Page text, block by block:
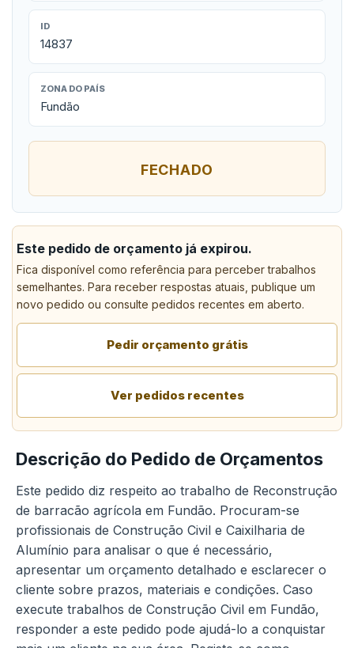
ID
14837
ZONA DO PAÍS
Fundão
FECHADO
Este pedido de orçamento já expirou.
Fica disponível como referência para perceber trabalhos
semelhantes. Para receber respostas atuais, publique um
novo pedido ou consulte pedidos recentes em aberto.
Pedir orçamento grátis
Ver pedidos recentes
Descrição do Pedido de Orçamentos
Este pedido diz respeito ao trabalho de Reconstrução
de barracão agrícola em Fundão. Procuram-se
profissionais de Construção Civil e Caixilharia de
Alumínio para analisar o que é necessário,
apresentar um orçamento detalhado e esclarecer o
cliente sobre prazos, materiais e condições. Caso
execute trabalhos de Construção Civil em Fundão,
responder a este pedido pode ajudá-lo a conquistar